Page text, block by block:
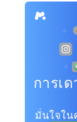
การเ
มั่นใจใ